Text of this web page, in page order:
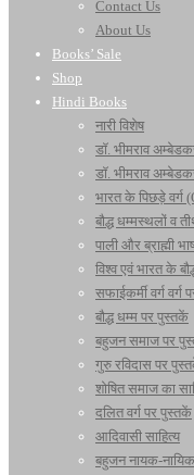
Contact Us
About Us
Books’ Sale
Shop
Hindi Books
नारी विशेष
डॉ. भीमराव
डॉ. भीमराव
भारत के पिछड़े वर्ग
बौद्ध धम्मस्थलों व
पाली और ब्राह्मी
विश्व एवं भारत के
सफाईकर्मी वर्ग वर्ग
बौद्ध धम्म पर पुस्तकें
बहुजन समाज पर
गुरु रविदास पर
शोषित समाज का
दलित वर्ग पर पुस्तकें
आदिवासी साहित्य
बहुजन नायक-